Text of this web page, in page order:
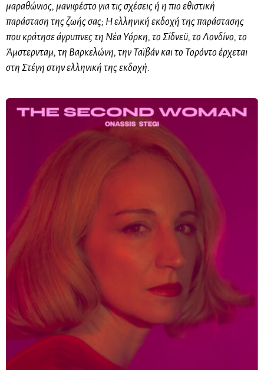
μαραθώνιος, μανιφέστο για τις σχέσεις ή η πιο εθιστική
παράσταση της ζωής σας; Η ελληνική εκδοχή της παράστασης
που κράτησε άγρυπνες τη Νέα Υόρκη, το Σίδνεϋ, το Λονδίνο, το
Άμστερνταμ, τη Βαρκελώνη, την Ταϊβάν και το Τορόντο έρχεται
στη Στέγη στην ελληνική της εκδοχή.